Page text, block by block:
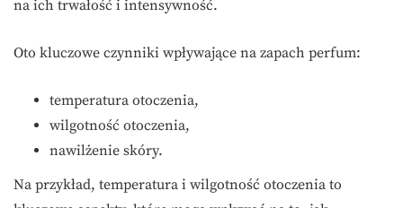
na ich trwałość i intensywność.
Oto kluczowe czynniki wpływające na zapach perfum:
temperatura otoczenia,
wilgotność otoczenia,
nawilżenie skóry.
Na przykład, temperatura i wilgotność otoczenia to